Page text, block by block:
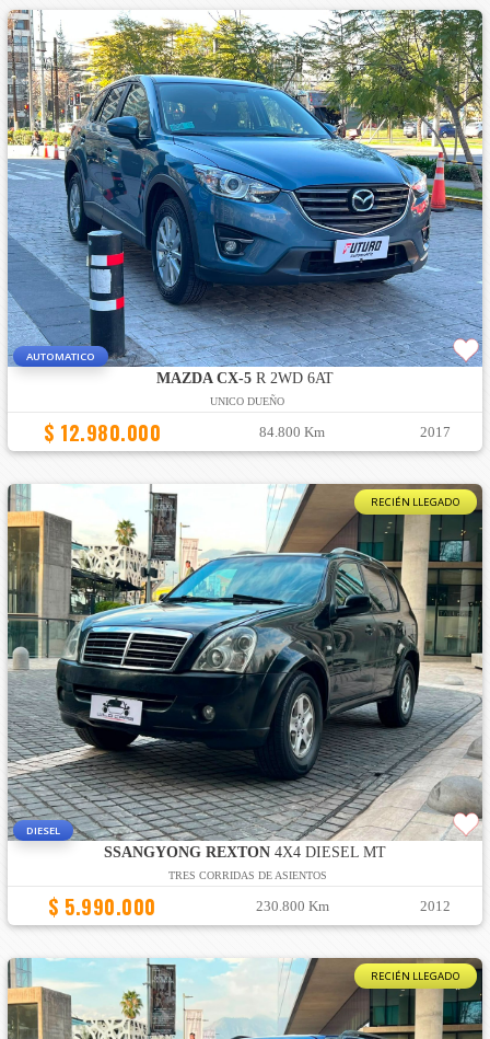
AUTOMATICO
MAZDA CX-5 R 2WD 6AT
UNICO DUEÑO
$ 12.980.000 84.800 Km 2017
RECIÉN LLEGADO
DIESEL
SSANGYONG REXTON4X4 DIESEL MT
TRES CORRIDAS DE ASIENTOS
$ 5.990.000 230.800 Km 2012
RECIÉN LLEGADO